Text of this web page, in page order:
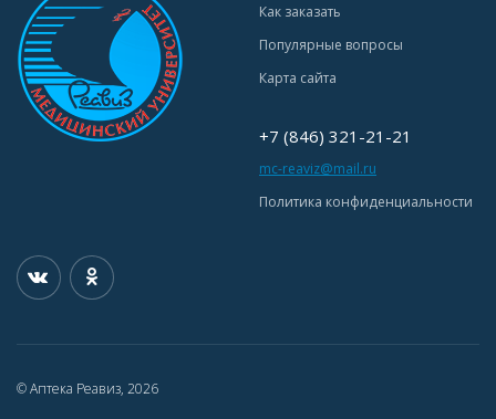
Как заказать
Популярные вопросы
Карта сайта
+7 (846) 321-21-21
mc-reaviz@mail.ru
Политика конфиденциальности
© Аптека Реавиз, 2026